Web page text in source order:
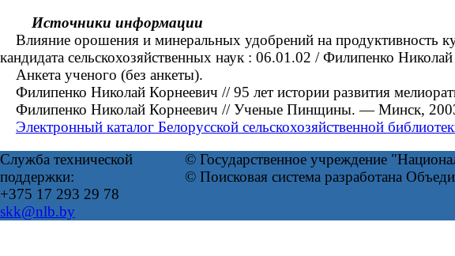
Источники информации
Влияние орошения и минеральных удобрений на продуктивность
кандидата сельскохозяйственных наук : 06.01.02 / Филипенко
Анкета ученого (без анкеты).
Филипенко Николай Корнеевич // 95 лет истории развития
Филипенко Николай Корнеевич // Ученые Пинщины. — Минск,
Электронный каталог Белорусской сельскохозяйственной
Служба технической
поддержки:
+375 17 293 29 78
skk@nlb.by
© Государственное учреждение
© Поисковая система разработана